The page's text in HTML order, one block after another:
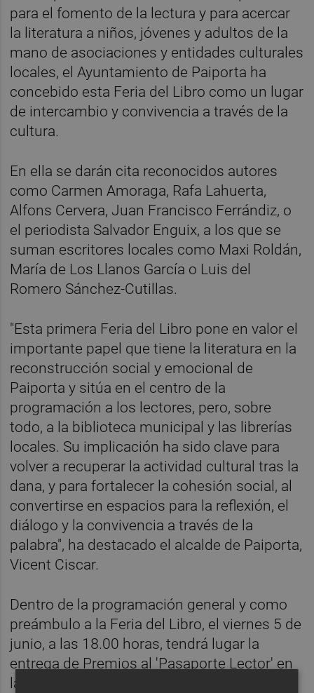
para el fomento de la lectura y para acercar
la literatura a niños, jóvenes y adultos de la
mano de asociaciones y entidades culturales
locales, el Ayuntamiento de Paiporta ha
concebido esta Feria del Libro como un lugar
de intercambio y convivencia a través de la
cultura.
En ella se darán cita reconocidos autores
como Carmen Amoraga, Rafa Lahuerta,
Alfons Cervera, Juan Francisco Ferrándiz, o
el periodista Salvador Enguix, a los que se
suman escritores locales como Maxi Roldán,
María de Los Llanos García o Luis del
Romero Sánchez-Cutillas.
"Esta primera Feria del Libro pone en valor el
importante papel que tiene la literatura en la
reconstrucción social y emocional de
Paiporta y sitúa en el centro de la
programación a los lectores, pero, sobre
todo, a la biblioteca municipal y las librerías
locales. Su implicación ha sido clave para
volver a recuperar la actividad cultural tras la
dana, y para fortalecer la cohesión social, al
convertirse en espacios para la reflexión, el
diálogo y la convivencia a través de la
palabra", ha destacado el alcalde de Paiporta,
Vicent Ciscar.
Dentro de la programación general y como
preámbulo a la Feria del Libro, el viernes 5 de
junio, a las 18.00 horas, tendrá lugar la
entrega de Premios al 'Pasaporte Lector' en
la Plaza Mayor del municipio. Una iniciativa